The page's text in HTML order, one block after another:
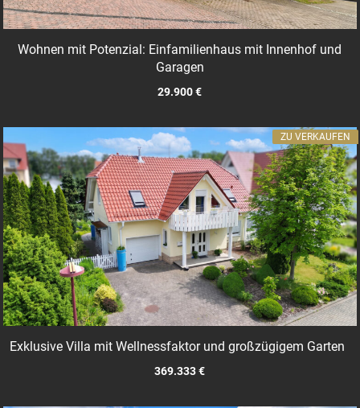
Wohnen mit Potenzial: Einfamilienhaus mit Innenhof und
Garagen
29.900 €
Exklusive Villa mit Wellnessfaktor und großzügigem Garten
369.333 €
ZU VERKAUFEN